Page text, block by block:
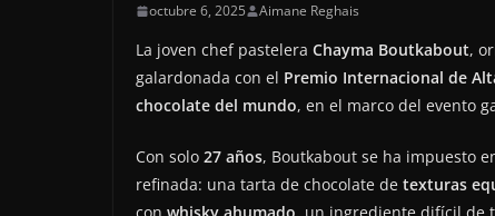
octubre 6, 2025 Aimane Reghais
La joven chef pastelera Chayma Boutkabout,
galardonada con el Premio Internacional de
chocolate del mundo, en el marco del evento
Con solo 27 años, Boutkabout se ha impuesto
refinada: una tarta de chocolate de texturas